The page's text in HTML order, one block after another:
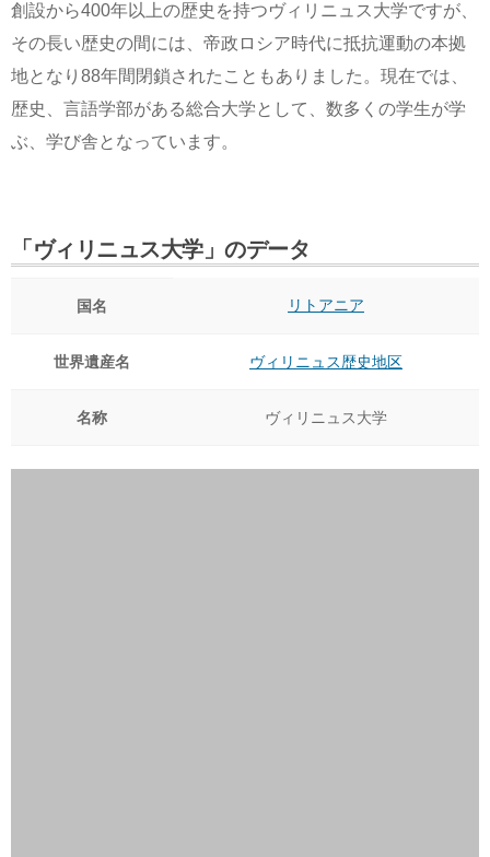
創設から400年以上の歴史を持つヴィリニュス大学ですが、
その長い歴史の間には、帝政ロシア時代に抵抗運動の本拠
地となり88年間閉鎖されたこともありました。現在では、
歴史、言語学部がある総合大学として、数多くの学生が学
ぶ、学び舎となっています。
「ヴィリニュス大学」のデータ
国名 リトアニア
世界遺産名 ヴィリニュス歴史地区
名称 ヴィリニュス大学